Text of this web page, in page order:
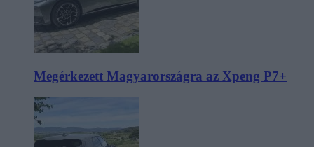
Megérkezett Magyarországra az Xpeng P7+